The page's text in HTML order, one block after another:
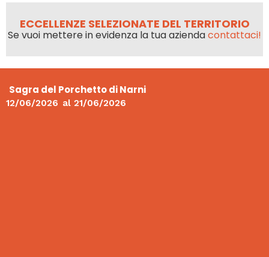
ECCELLENZE SELEZIONATE DEL TERRITORIO
Se vuoi mettere in evidenza la tua aziendacontattaci!
Sagra del Porchetto di Narni
12/06/2026 al 21/06/2026